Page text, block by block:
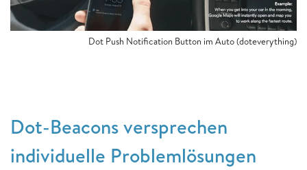
Dot Push Notification Button im Auto (doteverything)
Dot-Beacons versprechen
individuelle Problemlösungen